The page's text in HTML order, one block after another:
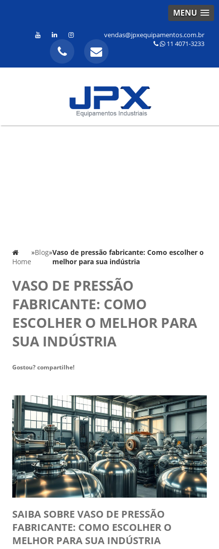
MENU
vendas@jpxequipamentos.com.br
11 4071-3233
Home
»Blog»Vaso de pressão fabricante: Como escolher o
melhor para sua indústria
VASO DE PRESSÃO
FABRICANTE: COMO
ESCOLHER O MELHOR PARA
SUA INDÚSTRIA
Gostou? compartilhe!
SAIBA SOBRE VASO DE PRESSÃO
FABRICANTE: COMO ESCOLHER O
MELHOR PARA SUA INDÚSTRIA